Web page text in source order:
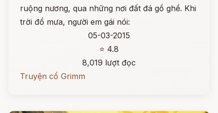
ruộng nương, qua những nơi đất đá gồ ghề. Khi
trời đổ mưa, người em gái nói:
05-03-2015
⭐ 4.8
8,019 lượt đọc
Truyện cổ Grimm